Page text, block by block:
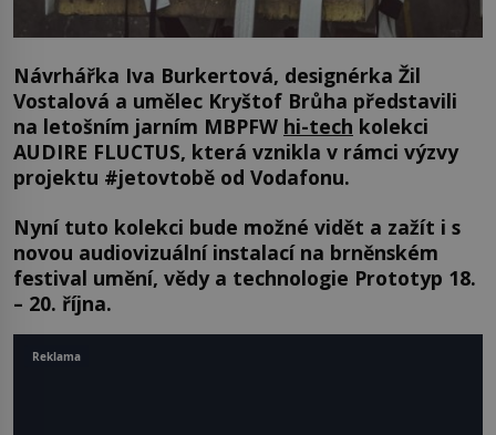
Návrhářka Iva Burkertová, designérka Žil
Vostalová a umělec Kryštof Brůha představili
na letošním jarním MBPFW hi-tech kolekci
AUDIRE FLUCTUS, která vznikla v rámci výzvy
projektu #jetovtobě od Vodafonu.
Nyní tuto kolekci bude možné vidět a zažít i s
novou audiovizuální instalací na brněnském
festival umění, vědy a technologie Prototyp 18.
– 20. října.
Reklama